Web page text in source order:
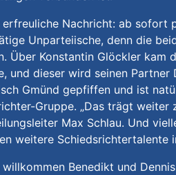
erfreuliche Nachricht: ab sofort
Unparteiische, denn die
Über Konstantin Glöckler kam
und dieser wird seinen
Gmünd gepfiffen und ist
Gruppe. „Das trägt weiter
Max Schlau. Und
weitere Schiedsrichtertalente
Benedikt und